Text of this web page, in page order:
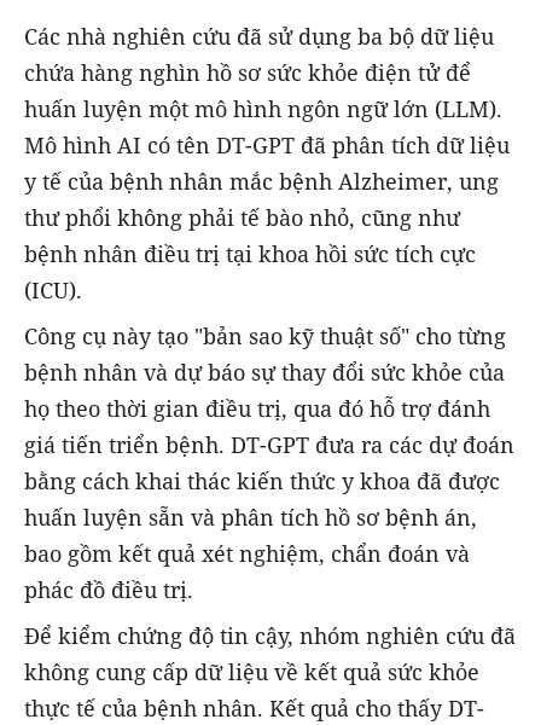
Các nhà nghiên cứu đã sử dụng ba bộ dữ liệu
chứa hàng nghìn hồ sơ sức khỏe điện tử để
huấn luyện một mô hình ngôn ngữ lớn (LLM).
Mô hình AI có tên DT-GPT đã phân tích dữ liệu
y tế của bệnh nhân mắc bệnh Alzheimer, ung
thư phổi không phải tế bào nhỏ, cũng như
bệnh nhân điều trị tại khoa hồi sức tích cực
(ICU).
Công cụ này tạo "bản sao kỹ thuật số" cho từng
bệnh nhân và dự báo sự thay đổi sức khỏe của
họ theo thời gian điều trị, qua đó hỗ trợ đánh
giá tiến triển bệnh. DT-GPT đưa ra các dự đoán
bằng cách khai thác kiến thức y khoa đã được
huấn luyện sẵn và phân tích hồ sơ bệnh án,
bao gồm kết quả xét nghiệm, chẩn đoán và
phác đồ điều trị.
Để kiểm chứng độ tin cậy, nhóm nghiên cứu đã
không cung cấp dữ liệu về kết quả sức khỏe
thực tế của bệnh nhân. Kết quả cho thấy DT-